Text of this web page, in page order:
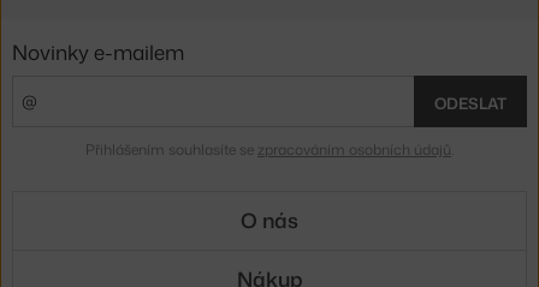
Novinky e-mailem
ODESLAT
Přihlášením souhlasíte se zpracováním osobních údajů
O nás
Nákup